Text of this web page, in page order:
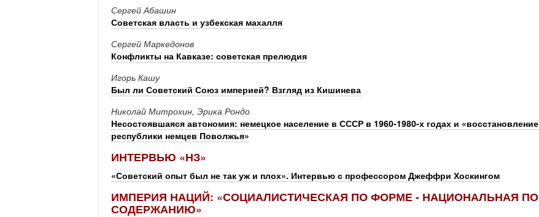
Сергей Абашин
Советская власть и узбекская махалля
Сергей Маркедонов
Конфликты на Кавказе: советская прелюдия
Игорь Кашу
Был ли Советский Союз империей? Взгляд из Кишинева
Николай Митрохин, Эрика Рондо
Несостоявшаяся автономия: немецкое население в СССР в 1960-1980-х годах и «восстановление
республики немцев Поволжья»
ИНТЕРВЬЮ «НЗ»
«Советский опыт был не так уж и плох». Интервью с профессором Джеффри Хоскингом
ИМПЕРИЯ НАЦИЙ: «СОЦИАЛИСТИЧЕСКАЯ ПО ФОРМЕ - НАЦИОНАЛЬНАЯ ПО
СОДЕРЖАНИЮ»